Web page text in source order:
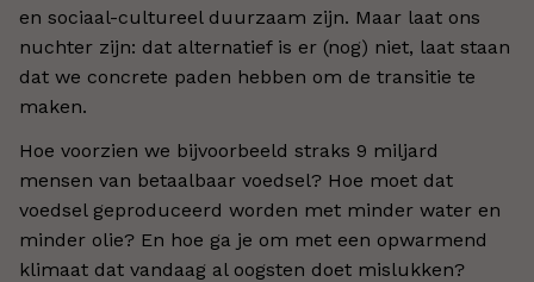
en sociaal-cultureel duurzaam zijn. Maar laat ons
nuchter zijn: dat alternatief is er (nog) niet, laat staan
dat we concrete paden hebben om de transitie te
maken.
Hoe voorzien we bijvoorbeeld straks 9 miljard
mensen van betaalbaar voedsel? Hoe moet dat
voedsel geproduceerd worden met minder water en
minder olie? En hoe ga je om met een opwarmend
klimaat dat vandaag al oogsten doet mislukken?